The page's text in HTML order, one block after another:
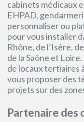
cabinets médicaux
EHPAD,
personnaliser ou
pour vous installer
Rhône, de l’Isère,
de la Saône et
de locaux tertiaires
vous proposer des
projets sur des
Partenaire des